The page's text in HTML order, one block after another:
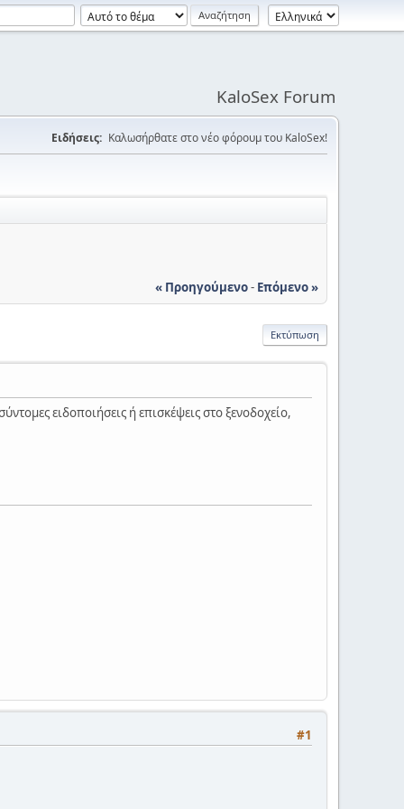
KaloSex Forum
Ειδήσεις: Καλωσήρθατε στο νέο φόρουμ του KaloSex!
« Προηγούμενο- Επόμενο »
Εκτύπωση
ειδοποιήσεις ή επισκέψεις στο ξενοδοχείο,
#1